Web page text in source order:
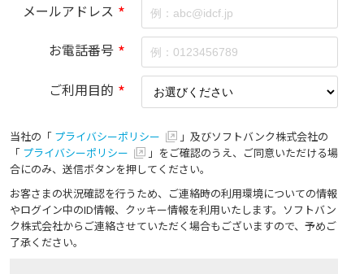
メールアドレス *
お電話番号 *
ご利用目的 *
当社の「 プライバシーポリシー
」及びソフトバンク株式会社の
「 プライバシーポリシー
」をご確認のうえ、ご同意いただける場
合にのみ、送信ボタンを押してください。
お客さまの状況確認を行うため、ご連絡時の利用環境についての情報
やログイン中のID情報、クッキー情報を利用いたします。ソフトバン
ク株式会社からご連絡させていただく場合もございますので、予めご
了承ください。